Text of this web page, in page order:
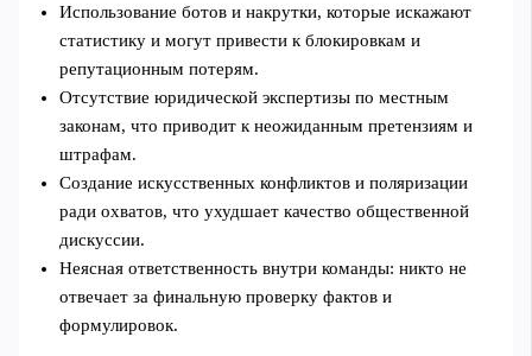
Использование ботов и накрутки, которые искажают
статистику и могут привести к блокировкам и
репутационным потерям.
Отсутствие юридической экспертизы по местным
законам, что приводит к неожиданным претензиям и
штрафам.
Создание искусственных конфликтов и поляризации
ради охватов, что ухудшает качество общественной
дискуссии.
Неясная ответственность внутри команды: никто не
отвечает за финальную проверку фактов и
формулировок.